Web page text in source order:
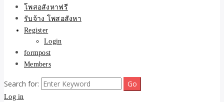
โพสอสังหาฟรี
รับจ้าง โพสอสังหา
Register
Login
formpost
Members
Search for:
Log in